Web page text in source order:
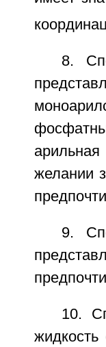
8.
желании
9.
10.
жидкость